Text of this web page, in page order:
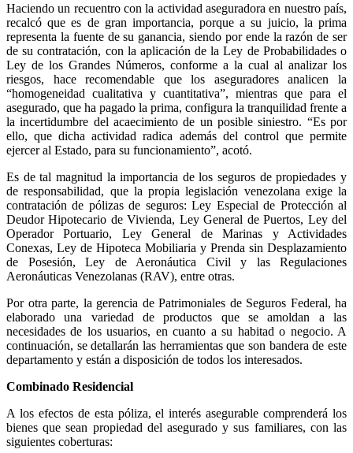
Haciendo un recuentro con la actividad aseguradora en nuestro país,
recalcó que es de gran importancia, porque a su juicio, la prima
representa la fuente de su ganancia, siendo por ende la razón de ser
de su contratación, con la aplicación de la Ley de Probabilidades o
Ley de los Grandes Números, conforme a la cual al analizar los
riesgos, hace recomendable que los aseguradores analicen la
“homogeneidad cualitativa y cuantitativa”, mientras que para el
asegurado, que ha pagado la prima, configura la tranquilidad frente a
la incertidumbre del acaecimiento de un posible siniestro. “Es por
ello, que dicha actividad radica además del control que permite
ejercer al Estado, para su funcionamiento”, acotó.
Es de tal magnitud la importancia de los seguros de propiedades y
de responsabilidad, que la propia legislación venezolana exige la
contratación de pólizas de seguros: Ley Especial de Protección al
Deudor Hipotecario de Vivienda, Ley General de Puertos, Ley del
Operador Portuario, Ley General de Marinas y Actividades
Conexas, Ley de Hipoteca Mobiliaria y Prenda sin Desplazamiento
de Posesión, Ley de Aeronáutica Civil y las Regulaciones
Aeronáuticas Venezolanas (RAV), entre otras.
Por otra parte, la gerencia de Patrimoniales de Seguros Federal, ha
elaborado una variedad de productos que se amoldan a las
necesidades de los usuarios, en cuanto a su habitad o negocio. A
continuación, se detallarán las herramientas que son bandera de este
departamento y están a disposición de todos los interesados.
Combinado Residencial
A los efectos de esta póliza, el interés asegurable comprenderá los
bienes que sean propiedad del asegurado y sus familiares, con las
siguientes coberturas: